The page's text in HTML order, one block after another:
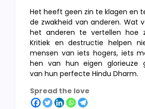
Het heeft geen zin te klagen en
de zwakheid van anderen. Wat
het anderen te vertellen hoe
Kritiek en destructie helpen
mensen van iets hogers, iets
hen van hun eigen glorieuze
van hun perfecte Hindu Dharm.
Spread the love